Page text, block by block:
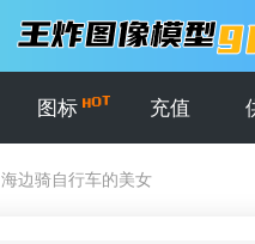
图标 充值
海边骑自行车的美女